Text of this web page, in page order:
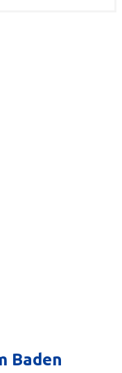
Baden